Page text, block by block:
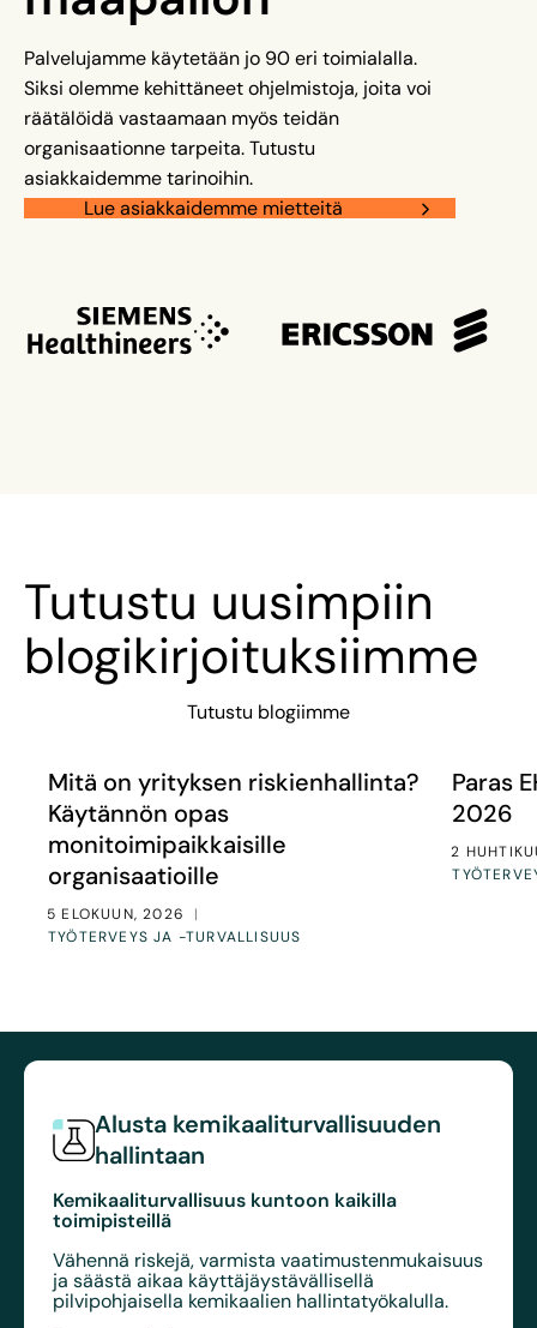
Palvelujamme käytetään jo 90 eri toimialalla.
Siksi olemme kehittäneet ohjelmistoja, joita voi
räätälöidä vastaamaan myös teidän
organisaationne tarpeita. Tutustu
asiakkaidemme tarinoihin.
Lue asiakkaidemme mietteitä
Tutustu uusimpiin
blogikirjoituksiimme
Tutustu blogiimme
Artikkelit
Mitä on yrityksen riskienhallinta?
Käytännön opas
monitoimipaikkaisille
organisaatioille
5 ELOKUUN, 2026
|
TYÖTERVEYS JA -TURVALLISUUS
Paras
2026
2
Alusta kemikaaliturvallisuuden
hallintaan
Kemikaaliturvallisuus kuntoon kaikilla
toimipisteillä
Vähennä riskejä, varmista vaatimustenmukaisuus
ja säästä aikaa käyttäjäystävällisellä
pilvipohjaisella kemikaalien hallintatyökalulla.